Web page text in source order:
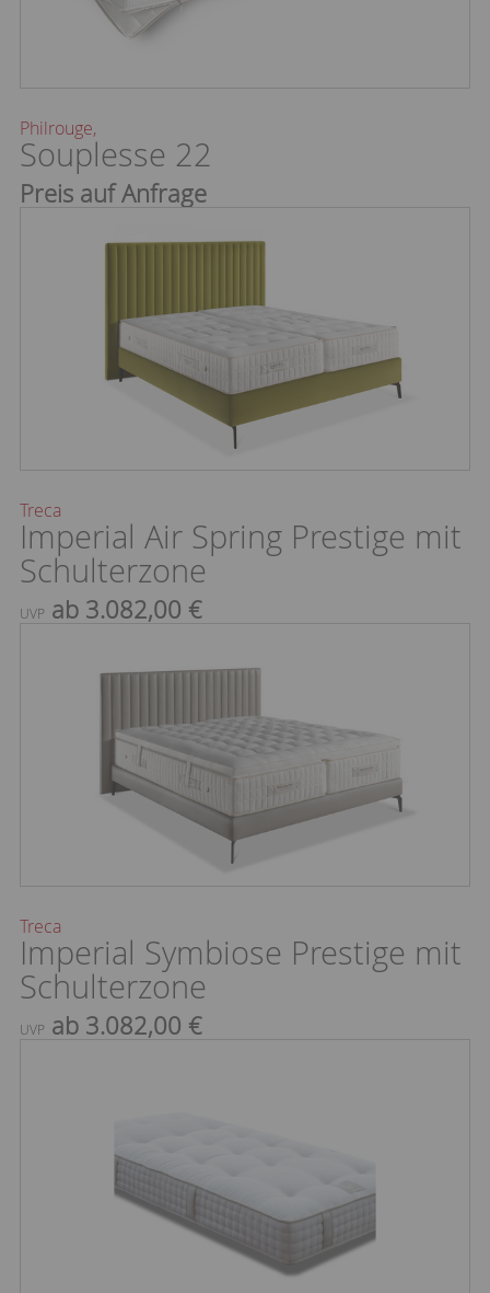
Philrouge,
Souplesse 22
Preis auf Anfrage
Treca
Imperial Air Spring Prestige mit
Schulterzone
UVP ab 3.082,00 €
Treca
Imperial Symbiose Prestige mit
Schulterzone
UVP ab 3.082,00 €